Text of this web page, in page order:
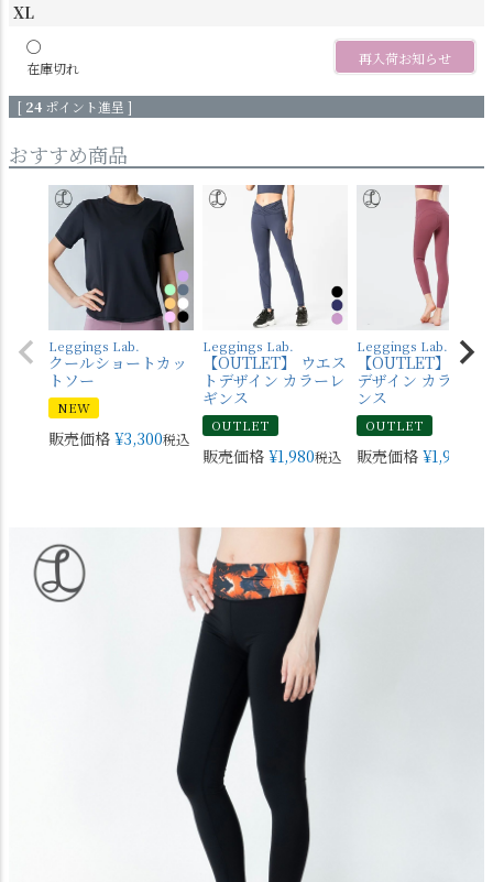
XL
〇
在庫切れ
再入荷お知らせ
[ 24 ポイント進呈 ]
おすすめ商品
Leggings Lab.
クールショートカッ
トソー
NEW
販売価格 ¥3,300税込
Leggings Lab.
【OUTLET】 ウエス
トデザイン カラーレ
ギンス
OUTLET
販売価格 ¥1,980税込
Leggings Lab.
【OUTLET】 バッ
デザイン カラーレ
ンス
OUTLET
販売価格 ¥1,980